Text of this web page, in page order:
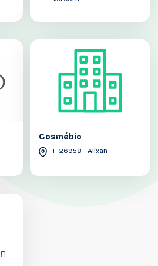
Cosmébio
F-26958 - Alixan